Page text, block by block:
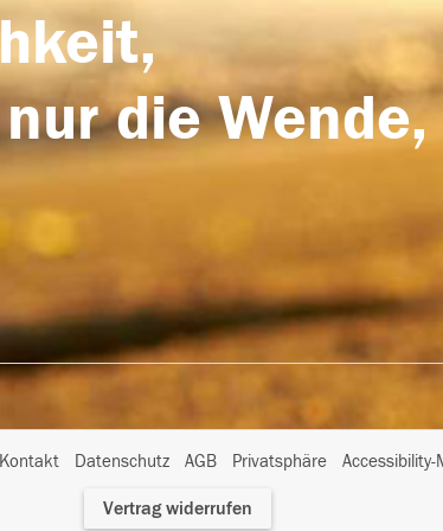
die
Datenschutz AGB Privatsphäre
I
Vertrag widerrufen